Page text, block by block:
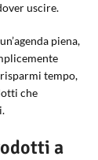
uscire.
piena,
tempo,
che
a